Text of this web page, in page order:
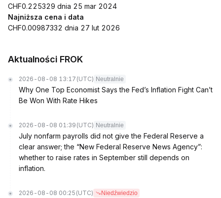
CHF0.225329 dnia 25 mar 2024
Najniższa cena i data
CHF0.00987332 dnia 27 lut 2026
Aktualności FROK
2026-08-08 13:17 (UTC) Neutralnie
Why One Top Economist Says the Fed’s Inflation Fight Can’t
Be Won With Rate Hikes
2026-08-08 01:39 (UTC) Neutralnie
July nonfarm payrolls did not give the Federal Reserve a
clear answer; the “New Federal Reserve News Agency”:
whether to raise rates in September still depends on
inflation.
2026-08-08 00:25 (UTC) Niedźwiedzio